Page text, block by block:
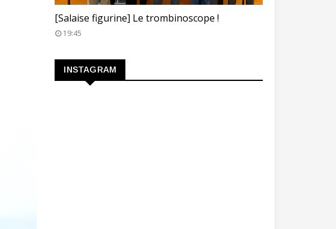
[Salaise figurine] Le trombinoscope !
19:45
INSTAGRAM